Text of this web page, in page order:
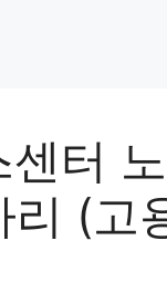
터
(고